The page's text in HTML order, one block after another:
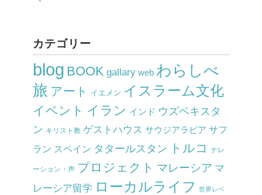
カテゴリー
blog BOOK gallary web わらしべ
旅 アート イエメン イスラーム文化
イベント イラン インド ウズベキスタ
ン キリスト教 ゲストハウス サウジアラビア サフ
ラン スペイン タタールスタン トルコ ナレ
ーション・声 プロジェクト マレーシア マ
レーシア留学 ローカルライフ 世界レベ